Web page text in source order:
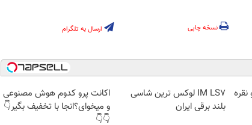
نسخه چاپی ارسال به تلگرام
IM LS7 لوکس ترین شاسی
بلند برقی ایران
اکانت پرو کدوم هوش مصنوعی
و میخوای؟انجا با تخفیف بگیر👇
👇👇